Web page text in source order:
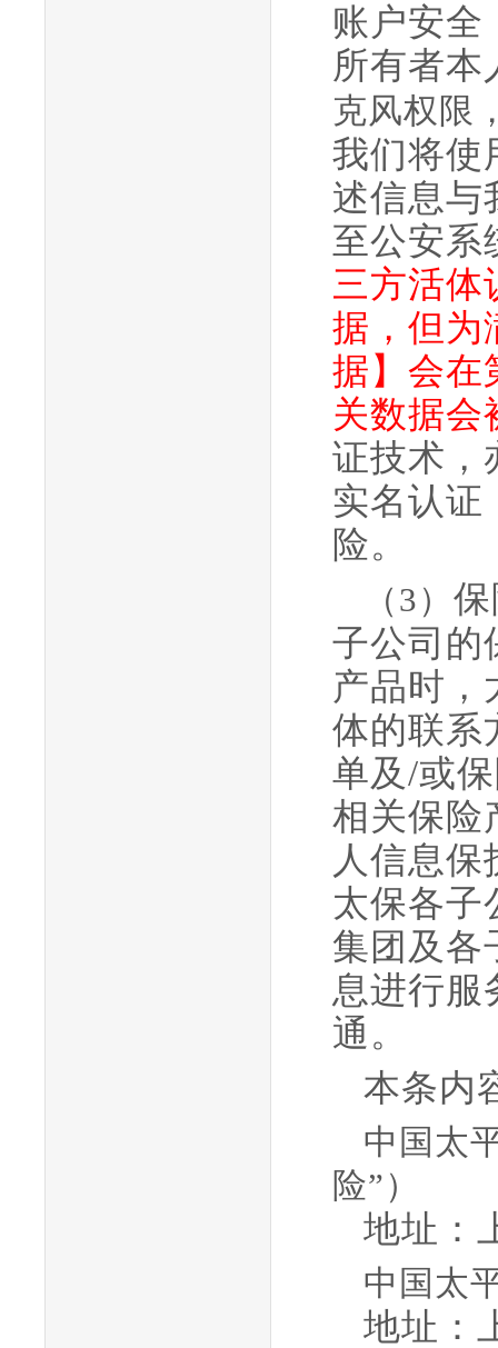
账户安全
所有者本
克风权限
我们将使
述信息与
至公安系
三方活体
据，但为
据】会在
关数据会
证技术，
实名认证
险。
（ 3）
子公司的
产品时，
体的联系
单及/或
相关保险
人信息
太保各子
集团及各
息进行服
通。
本条内
中国太
险”）
地址：
中国太
地址：